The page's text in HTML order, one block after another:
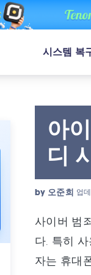
시스템 복
아
디
by 오준희 업
사이버 범
다. 특히
자는 휴대